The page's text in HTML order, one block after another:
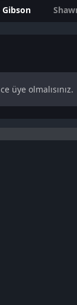
Gibson
üye olmalısınız.